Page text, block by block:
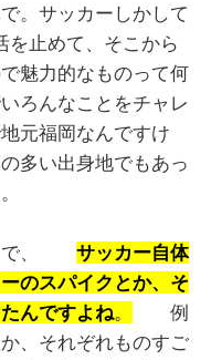
。サッカーしかして
を止めて、そこから
魅力的なものって何
ろんなことをチャレ
元福岡なんですけ
多い出身地でもあっ
で、 サッカー自体
のスパイクとか、そ
んですよね。
例
、それぞれものすご